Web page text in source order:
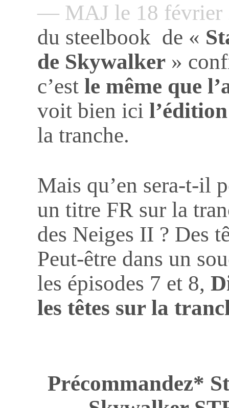
— MAJ le 18
du steelbook de «
de Skywalker »
c’est le même que
voit bien ici
la tranche.
Mais qu’en sera-t-il
un titre FR sur la
des Neiges II ? Des
Peut-être dans un
les épisodes 7 et 8,
les têtes sur la
Précommandez*